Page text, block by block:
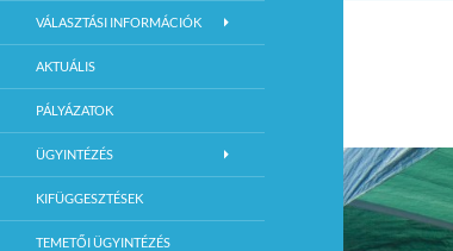
Szécsény Város Hivatalos Weboldala
VÁLASZTÁSI INFORMÁCIÓK
AKTUÁLIS
PÁLYÁZATOK
ÜGYINTÉZÉS
KIFÜGGESZTÉSEK
TEMETŐI ÜGYINTÉZÉS